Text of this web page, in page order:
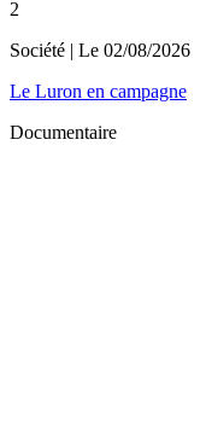
2
Société | Le 02/08/2026
Le Luron en campagne
Documentaire